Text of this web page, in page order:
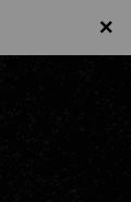
×
×